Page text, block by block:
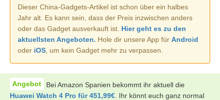
Dieser China-Gadgets-Artikel ist schon über ein halbes
Jahr alt. Es kann sein, dass der Preis inzwischen anders
oder das Gadget ausverkauft ist. Hier geht es zu den
aktuellsten Angeboten. Hole dir unsere App für Android
oder iOS , um kein Gadget mehr zu verpassen.
Bei Amazon Spanien bekommt ihr aktuell die
Huawei Watch 4 Pro für 451,99€ . Ihr könnt euch ganz normal